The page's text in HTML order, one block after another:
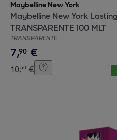
Maybelline New York
Maybelline New York
TRANSPARENTE 100 MLT
TRANSPARENTE
7,90 €
10,50 €